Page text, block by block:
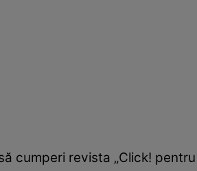
cumperi revista „Click!